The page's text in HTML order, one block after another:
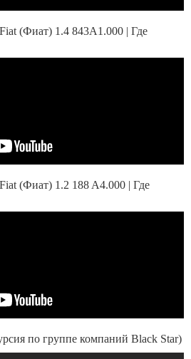
(Фиат) 1.4 843A1.000 | Где
(Фиат) 1.2 188 A4.000 | Где
по группе компаний Black Star)